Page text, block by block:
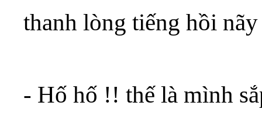
thanh lòng tiếng hồi
- Hố hố !! thế là mình